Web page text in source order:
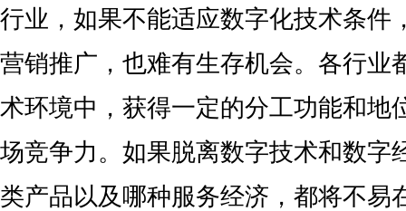
行业，如果不能适应数字化技术条件
营销推广，也难有生存机会。各行业
术环境中，获得一定的分工功能和地
场竞争力。如果脱离数字技术和数字
类产品以及哪种服务经济，都将不易